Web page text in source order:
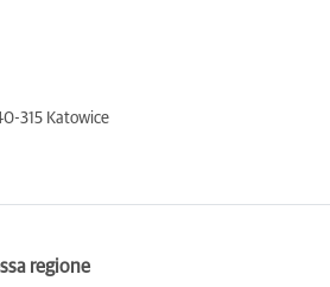
315 Katowice
regione